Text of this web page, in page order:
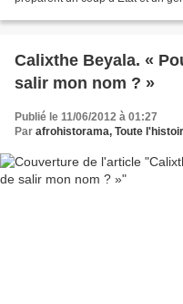
Calixthe Beyala. «
salir mon nom ? »
Publié le 11/06/2012 à 01:27
Par afrohistorama, Toute